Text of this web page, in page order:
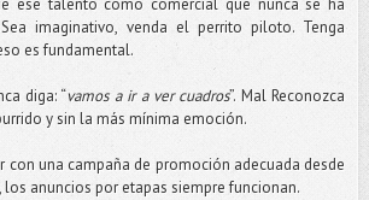
ese talento como comercial que nunca se ha
imaginativo, venda el perrito piloto. Tenga
es fundamental.
diga: “vamos a ir a ver cuadros”. Mal Reconozca
y sin la más mínima emoción.
con una campaña de promoción adecuada desde
anuncios por etapas siempre funcionan.